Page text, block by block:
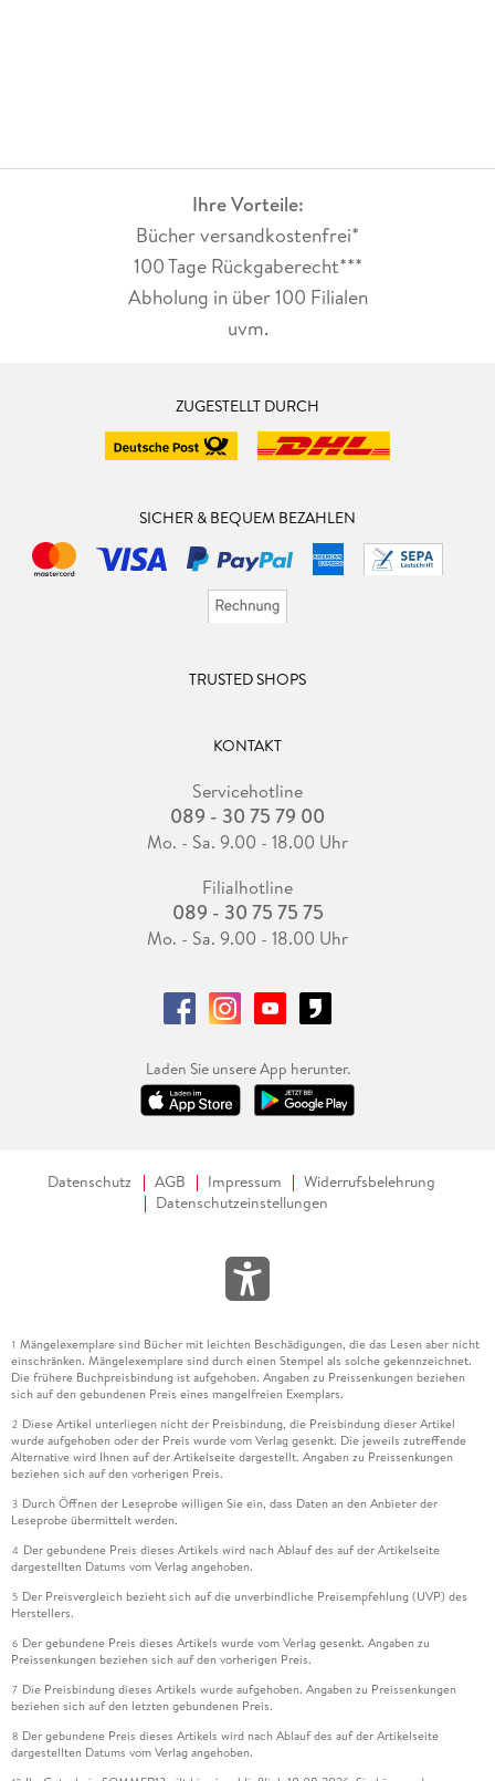
Ihre Vorteile:
Bücher versandkostenfrei*
100 Tage Rückgaberecht***
Abholung in über 100 Filialen
uvm.
ZUGESTELLT DURCH
SICHER & BEQUEM BEZAHLEN
TRUSTED SHOPS
KONTAKT
Servicehotline
089 - 30 75 79 00
Mo. - Sa. 9.00 - 18.00 Uhr
Filialhotline
089 - 30 75 75 75
Mo. - Sa. 9.00 - 18.00 Uhr
Laden Sie unsere App herunter.
Datenschutz AGB Impressum
Widerrufsbelehrung
Datenschutzeinstellungen
1 Mängelexemplare sind Bücher mit leichten Beschädigungen, die das Lesen aber nicht
einschränken. Mängelexemplare sind durch einen Stempel als solche gekennzeichnet.
Die frühere Buchpreisbindung ist aufgehoben. Angaben zu Preissenkungen beziehen
sich auf den gebundenen Preis eines mangelfreien Exemplars.
2 Diese Artikel unterliegen nicht der Preisbindung, die Preisbindung dieser Artikel
wurde aufgehoben oder der Preis wurde vom Verlag gesenkt. Die jeweils zutreffende
Alternative wird Ihnen auf der Artikelseite dargestellt. Angaben zu Preissenkungen
beziehen sich auf den vorherigen Preis.
3 Durch Öffnen der Leseprobe willigen Sie ein, dass Daten an den Anbieter der
Leseprobe übermittelt werden.
4 Der gebundene Preis dieses Artikels wird nach Ablauf des auf der Artikelseite
dargestellten Datums vom Verlag angehoben.
5 Der Preisvergleich bezieht sich auf die unverbindliche Preisempfehlung (UVP) des
Herstellers.
6 Der gebundene Preis dieses Artikels wurde vom Verlag gesenkt. Angaben zu
Preissenkungen beziehen sich auf den vorherigen Preis.
7 Die Preisbindung dieses Artikels wurde aufgehoben. Angaben zu Preissenkungen
beziehen sich auf den letzten gebundenen Preis.
8 Der gebundene Preis dieses Artikels wird nach Ablauf des auf der Artikelseite
dargestellten Datums vom Verlag angehoben.